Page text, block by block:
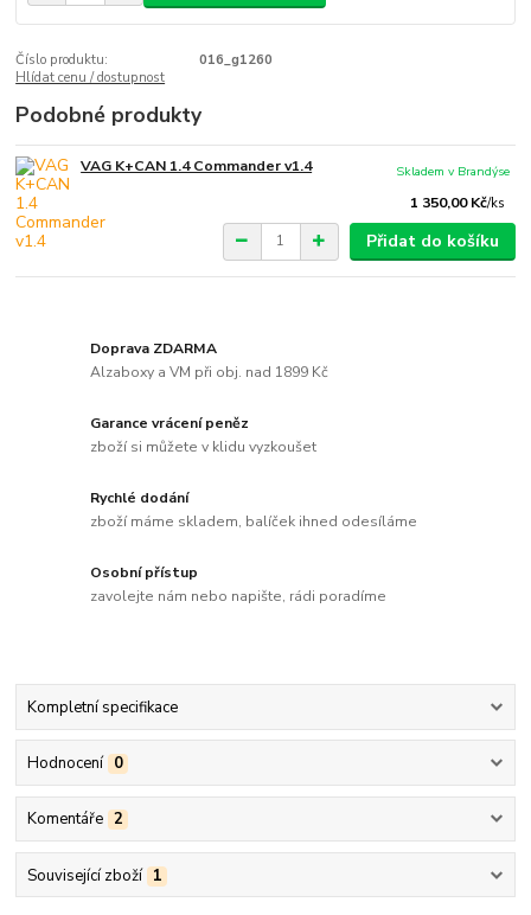
Číslo produktu:
016_g1260
Hlídat cenu / dostupnost
Podobné produkty
VAG K+CAN 1.4 Commander v1.4
1 350,00 Kč/ks
Skladem v Brandýse
Přidat do košíku
Doprava ZDARMA
Alzaboxy a VM při obj. nad 1899 Kč
Garance vrácení peněz
zboží si můžete v klidu vyzkoušet
Rychlé dodání
zboží máme skladem, balíček ihned odesíláme
Osobní přístup
zavolejte nám nebo napište, rádi poradíme
Kompletní specifikace
Hodnocení 0
Komentáře 2
Související zboží 1